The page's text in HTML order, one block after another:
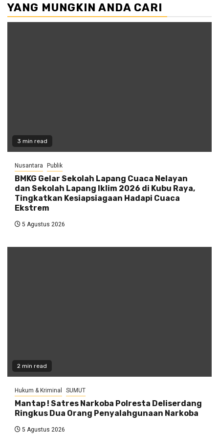
YANG MUNGKIN ANDA CARI
3 min read
Nusantara Publik
BMKG Gelar Sekolah Lapang Cuaca Nelayan
dan Sekolah Lapang Iklim 2026 di Kubu Raya,
Tingkatkan Kesiapsiagaan Hadapi Cuaca
Ekstrem
5 Agustus 2026
2 min read
Hukum & Kriminal SUMUT
Mantap ! Satres Narkoba Polresta Deliserdang
Ringkus Dua Orang Penyalahgunaan Narkoba
5 Agustus 2026